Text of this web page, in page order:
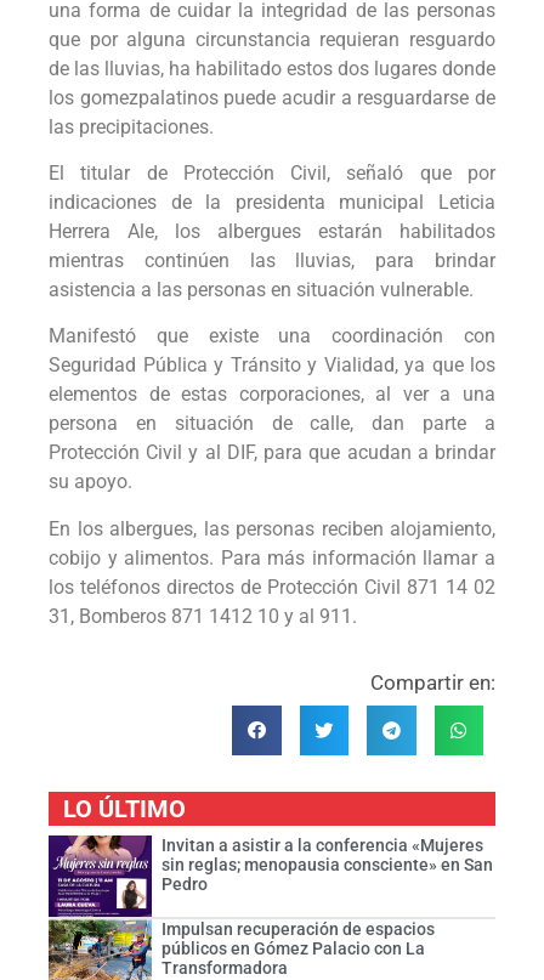
una forma de cuidar la integridad de las personas
que por alguna circunstancia requieran resguardo
de las lluvias, ha habilitado estos dos lugares donde
los gomezpalatinos puede acudir a resguardarse de
las precipitaciones.
El titular de Protección Civil, señaló que por
indicaciones de la presidenta municipal Leticia
Herrera Ale, los albergues estarán habilitados
mientras continúen las lluvias, para brindar
asistencia a las personas en situación vulnerable.
Manifestó que existe una coordinación con
Seguridad Pública y Tránsito y Vialidad, ya que los
elementos de estas corporaciones, al ver a una
persona en situación de calle, dan parte a
Protección Civil y al DIF, para que acudan a brindar
su apoyo.
En los albergues, las personas reciben alojamiento,
cobijo y alimentos. Para más información llamar a
los teléfonos directos de Protección Civil 871 14 02
31, Bomberos 871 1412 10 y al 911.
Compartir en:
LO ÚLTIMO
Invitan a asistir a la conferencia «Mujeres
sin reglas; menopausia consciente» en San
Pedro
Impulsan recuperación de espacios
públicos en Gómez Palacio con La
Transformadora